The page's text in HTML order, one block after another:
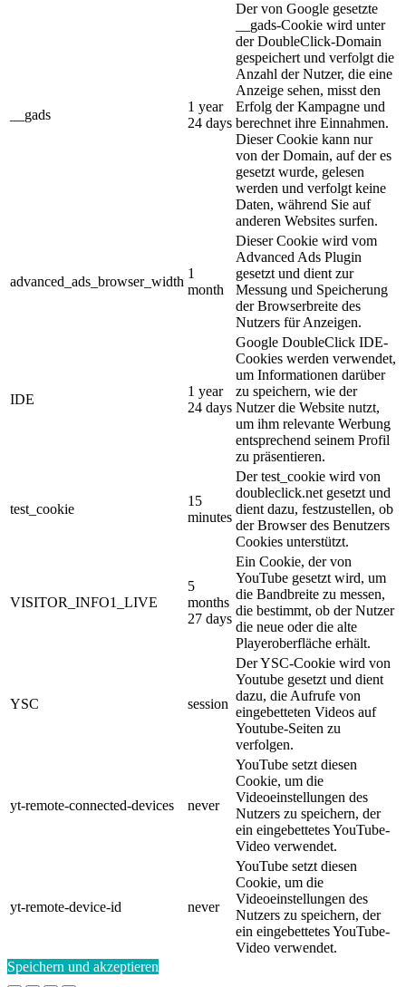
__gads
1 year
24 days
Der von Google gesetzte
__gads-Cookie wird unter
der DoubleClick-Domain
gespeichert und verfolgt die
Anzahl der Nutzer, die eine
Anzeige sehen, misst den
Erfolg der Kampagne und
berechnet ihre Einnahmen.
Dieser Cookie kann nur
von der Domain, auf der es
gesetzt wurde, gelesen
werden und verfolgt keine
Daten, während Sie auf
anderen Websites surfen.
advanced_ads_browser_width
1
month
Dieser Cookie wird vom
Advanced Ads Plugin
gesetzt und dient zur
Messung und Speicherung
der Browserbreite des
Nutzers für Anzeigen.
IDE
1 year
24 days
Google DoubleClick IDE-
Cookies werden verwendet,
um Informationen darüber
zu speichern, wie der
Nutzer die Website nutzt,
um ihm relevante Werbung
entsprechend seinem Profil
zu präsentieren.
test_cookie
15
minutes
Der test_cookie wird von
doubleclick.net gesetzt und
dient dazu, festzustellen, ob
der Browser des Benutzers
Cookies unterstützt.
VISITOR_INFO1_LIVE
5
months
27 days
Ein Cookie, der von
YouTube gesetzt wird, um
die Bandbreite zu messen,
die bestimmt, ob der Nutzer
die neue oder die alte
Playeroberfläche erhält.
YSC session
Der YSC-Cookie wird von
Youtube gesetzt und dient
dazu, die Aufrufe von
eingebetteten Videos auf
Youtube-Seiten zu
verfolgen.
yt-remote-connected-devices never
YouTube setzt diesen
Cookie, um die
Videoeinstellungen des
Nutzers zu speichern, der
ein eingebettetes YouTube-
Video verwendet.
yt-remote-device-id never
YouTube setzt diesen
Cookie, um die
Videoeinstellungen des
Nutzers zu speichern, der
ein eingebettetes YouTube-
Video verwendet.
Speichern und akzeptieren